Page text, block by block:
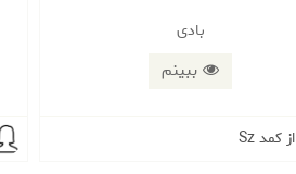
بادی
ببینم
از کمد Sz